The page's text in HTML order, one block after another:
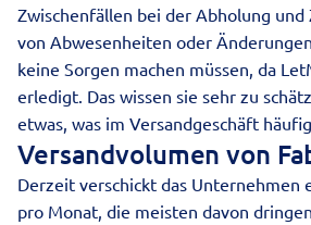
Zwischenfällen bei der Abholung
von Abwesenheiten oder
keine Sorgen machen müssen, da
erledigt. Das wissen sie sehr zu
etwas, was im Versandgeschäft
Versandvolumen von
Derzeit verschickt das Unternehmen
pro Monat, die meisten davon